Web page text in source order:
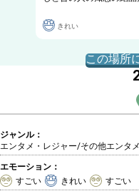
きれい
この場所
ジャンル：
エンタメ・レジャー/その他エンタ
エモーション：
すごい
きれい すごい